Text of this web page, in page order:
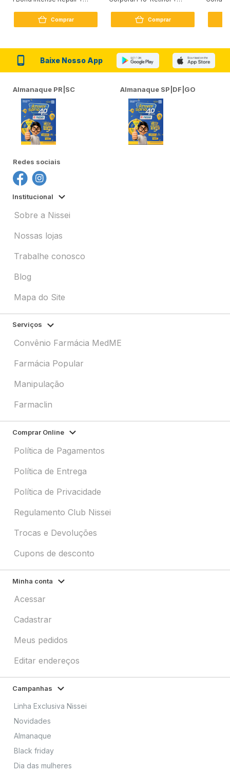
Comprar Comprar
Baixe Nosso App
Almanaque PR|SC Almanaque SP|DF|GO
Redes sociais
Institucional
Sobre a Nissei
Nossas lojas
Trabalhe conosco
Blog
Mapa do Site
Serviços
Convênio Farmácia MedME
Farmácia Popular
Manipulação
Farmaclin
Comprar Online
Política de Pagamentos
Política de Entrega
Política de Privacidade
Regulamento Club Nissei
Trocas e Devoluções
Cupons de desconto
Minha conta
Acessar
Cadastrar
Meus pedidos
Editar endereços
Campanhas
Linha Exclusiva Nissei
Novidades
Almanaque
Black friday
Dia das mulheres